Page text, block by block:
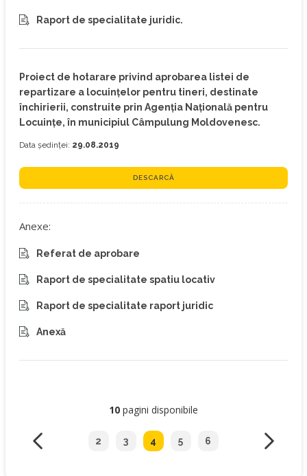
Raport de specialitate juridic.
Proiect de hotarare privind aprobarea listei de
repartizare a locuinţelor pentru tineri, destinate
închirierii, construite prin Agenţia Naţională pentru
Locuinţe, în municipiul Câmpulung Moldovenesc.
Data ședinței: 29.08.2019
DESCARCĂ
Anexe:
Referat de aprobare
Raport de specialitate spatiu locativ
Raport de specialitate raport juridic
Anexă
10 pagini disponibile
2 3 4 5 6